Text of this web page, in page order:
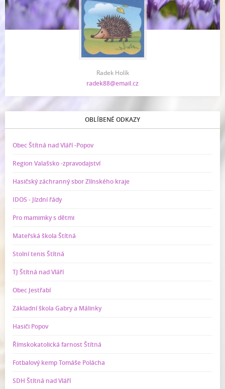
Radek Holík
radek88@email.cz
OBLÍBENÉ ODKAZY
Obec Štítná nad Vláří -Popov
Region Valašsko -zpravodajství
Hasičský záchranný sbor Zlínského kraje
IDOS - Jízdní řády
Pro mamimky s dětmi
Mateřská škola Štítná
Stolní tenis Štítná
TJ Štítná nad Vláří
Obec Jestřabí
Základní škola Gabry a Málinky
Hasiči Popov
Římskokatolická farnost Štítná
Fotbalový kemp Tomáše Polácha
SDH Štítná nad Vláří